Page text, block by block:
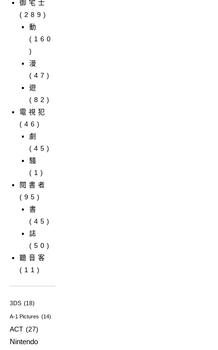
御宅士
(289)
動
(160
)
漫
(47)
遊
(82)
電視犯
(46)
劇
(45)
騷
(1)
閱書者
(95)
書
(45)
誌
(50)
聽音客
(11)
3DS (18)
A-1 Pictures (14)
ACT (27)
Nintendo